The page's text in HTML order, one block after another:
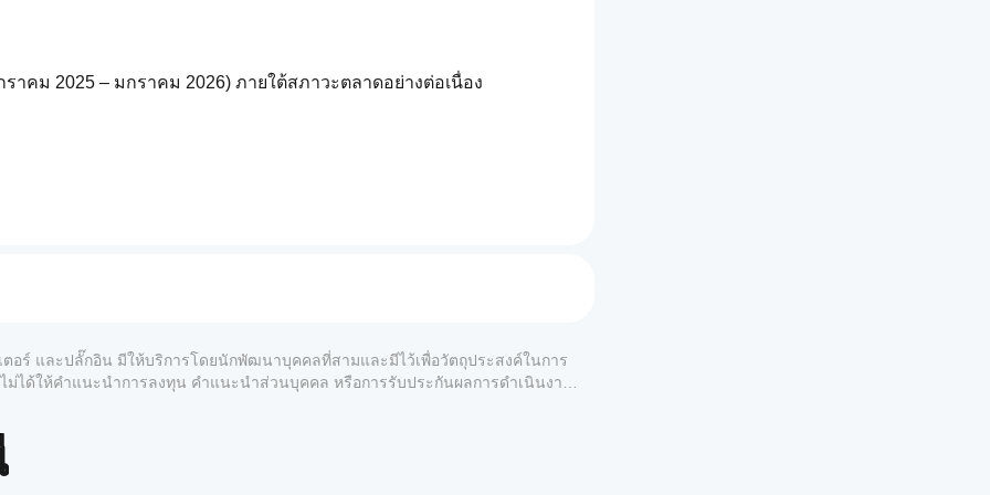
าคม 2025 – มกราคม 2026) ภายใต้สภาวะตลาดอย่างต่อเนื่อง
ผลการดำเนินงานในอนาคต
อร์ และปลั๊กอิน มีให้บริการโดยนักพัฒนาบุคคลที่สามและมีไว้เพื่อวัตถุประสงค์ในการ
ม่ได้ให้คำแนะนำการลงทุน คำแนะนำส่วนบุคคล หรือการรับประกันผลการดำเนินงาน